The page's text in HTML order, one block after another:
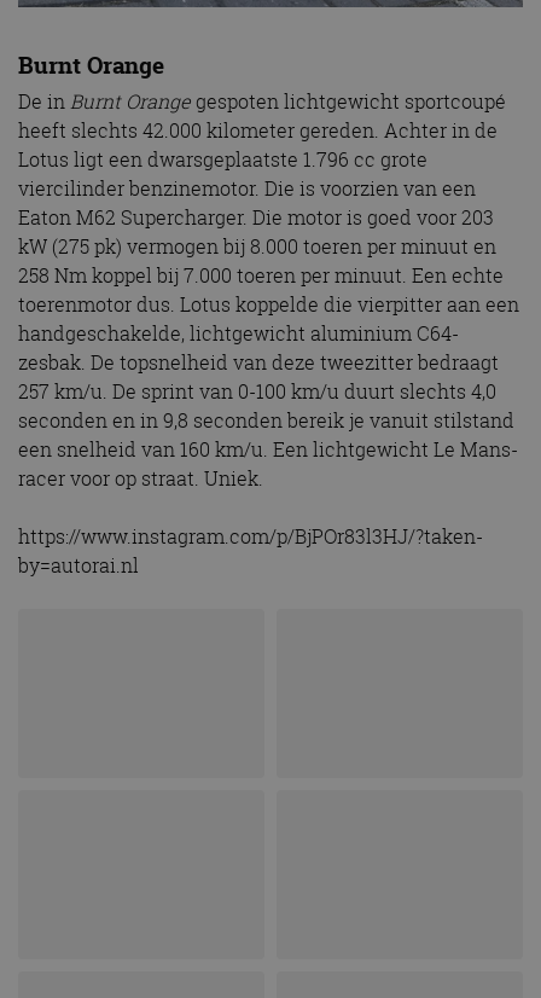
Burnt Orange
De inBurnt Orange gespoten lichtgewicht sportcoupé
heeft slechts 42.000 kilometer gereden. Achter in de
Lotus ligt een dwarsgeplaatste 1.796 cc grote
viercilinder benzinemotor. Die is voorzien van een
Eaton M62 Supercharger. Die motor is goed voor 203
kW (275 pk) vermogen bij 8.000 toeren per minuut en
258 Nm koppel bij 7.000 toeren per minuut. Een echte
toerenmotor dus. Lotus koppelde die vierpitter aan een
handgeschakelde, lichtgewicht aluminium C64-
zesbak. De topsnelheid van deze tweezitter bedraagt
257 km/u. De sprint van 0-100 km/u duurt slechts 4,0
seconden en in 9,8 seconden bereik je vanuit stilstand
een snelheid van 160 km/u. Een lichtgewicht Le Mans-
racer voor op straat. Uniek.
https://www.instagram.com/p/BjPOr83l3HJ/?taken-
by=autorai.nl